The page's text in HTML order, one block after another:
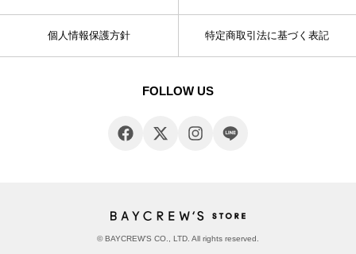
個人情報保護方針 特定商取引法に基づく表記
FOLLOW US
© BAYCREW’S CO., LTD. All rights reserved.